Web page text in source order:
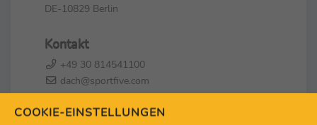
DE-10829 Berlin
Kontakt
+49 30 814541100
dach@sportfive.com
Social Media & Links
COOKIE-EINSTELLUNGEN